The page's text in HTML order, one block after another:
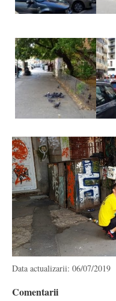
Data actualizarii: 06/07/2019
Comentarii